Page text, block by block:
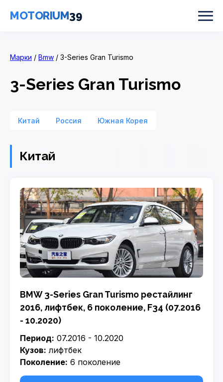
MOTORIUM39
Марки / Bmw / 3-Series Gran Turismo
3-Series Gran Turismo
Китай Россия Южная Корея
Китай
BMW 3-Series Gran Turismo рестайлинг
2016, лифтбек, 6 поколение, F34 (07.2016
- 10.2020)
Период: 07.2016 - 10.2020
Кузов: лифтбек
Поколение: 6 поколение